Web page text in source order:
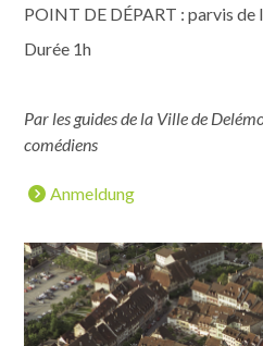
POINT DE DÉPART : parvis
Durée 1h
Par les guides de la Ville de
comédiens
Anmeldung